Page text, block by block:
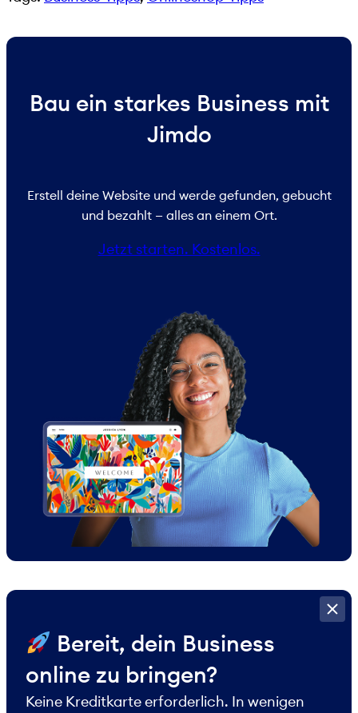
Bau ein starkes Business mit
Jimdo
Erstell deine Website und werde gefunden, gebucht
und bezahlt — alles an einem Ort.
Jetzt starten. Kostenlos.
​ Bereit, dein Business
online zu bringen?
Keine Kreditkarte erforderlich. In wenigen